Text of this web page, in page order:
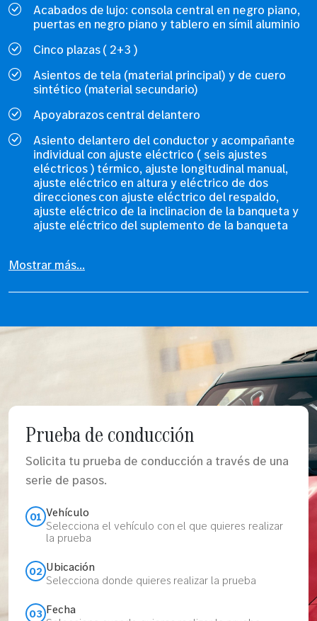
Acabados de lujo: consola central en negro piano,
puertas en negro piano y tablero en símil aluminio
Cinco plazas ( 2+3 )
Asientos de tela (material principal) y de cuero
sintético (material secundario)
Apoyabrazos central delantero
Asiento delantero del conductor y acompañante
individual con ajuste eléctrico ( seis ajustes
eléctricos ) térmico, ajuste longitudinal manual,
ajuste eléctrico en altura y eléctrico de dos
direcciones con ajuste eléctrico del respaldo,
ajuste eléctrico de la inclinacion de la banqueta y
ajuste eléctrico del suplemento de la banqueta
Mostrar más...
Prueba de conducción
Solicita tu prueba de conducción a través de una
serie de pasos.
01 Vehículo
Selecciona el vehículo con el que quieres realizar
la prueba
02 Ubicación
Selecciona donde quieres realizar la prueba
03 Fecha